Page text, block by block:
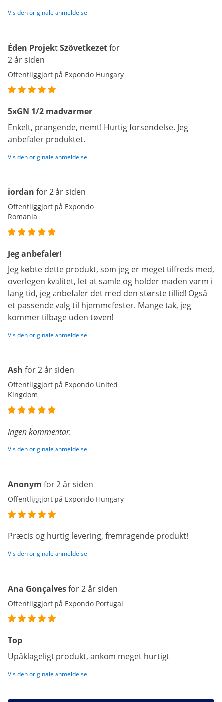
Vis den originale anmeldelse
Éden Projekt Szövetkezetfor
2 år siden
Offentliggjort på Expondo Hungary
5xGN 1/2 madvarmer
Enkelt, prangende, nemt! Hurtig forsendelse. Jeg
anbefaler produktet.
Vis den originale anmeldelse
iordan for 2 år siden
Offentliggjort på Expondo
Romania
Jeg anbefaler!
Jeg købte dette produkt, som jeg er meget tilfreds med,
overlegen kvalitet, let at samle og holder maden varm i
lang tid, jeg anbefaler det med den største tillid! Også
et passende valg til hjemmefester. Mange tak, jeg
kommer tilbage uden tøven!
Vis den originale anmeldelse
Ash for 2 år siden
Offentliggjort på Expondo United
Kingdom
Ingen kommentar.
Vis den originale anmeldelse
Anonym for 2 år siden
Offentliggjort på Expondo Hungary
Præcis og hurtig levering, fremragende produkt!
Vis den originale anmeldelse
Ana Gonçalvesfor 2 år siden
Offentliggjort på Expondo Portugal
Top
Upåklageligt produkt, ankom meget hurtigt
Vis den originale anmeldelse